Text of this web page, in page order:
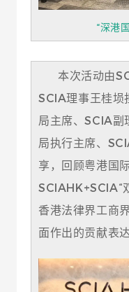
“深港
本次活动由
SCIA理事王桂埙
局主席、SCIA副
局执行主席、
享，回顾粤港国
SCIAHK+SCIA“
香港法律界工商
面作出的贡献表